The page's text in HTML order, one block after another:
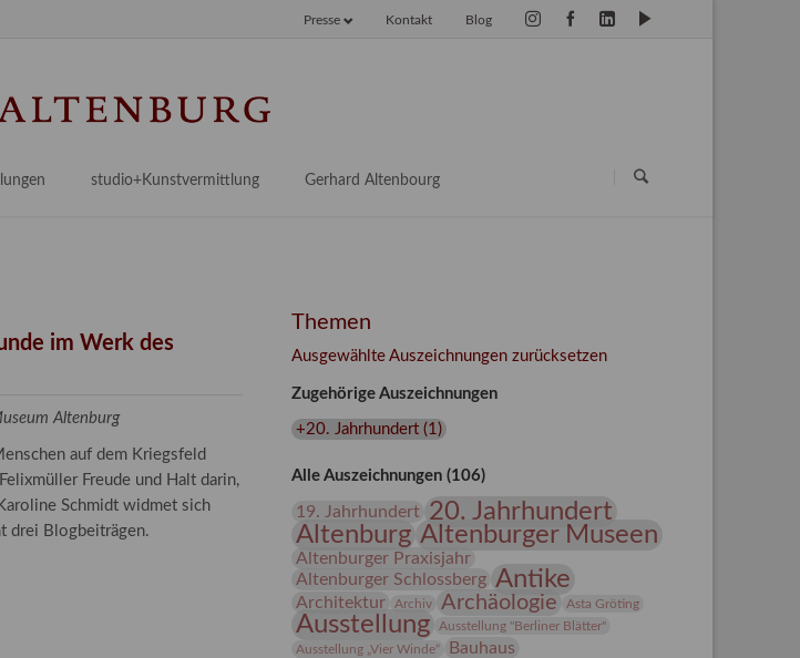
Blog
Kontakt
Presse
Jh.
studio+Kunstvermittlung
Angebote für Erwachsene
Gerhard Altenbourg
im Werk des
Altenburg
auf dem Kriegsfeld
Freude und Halt darin,
Schmidt widmet sich
drei Blogbeiträgen.
Themen
Ausgewählte Auszeichnungen zurücksetzen
Zugehörige Auszeichnungen
+20. Jahrhundert(1 )
Alle Auszeichnungen (106)
19. Jahrhundert 20. Jahrhundert
Altenburg Altenburger Museen
Altenburger Praxisjahr
Altenburger Schlossberg Antike
Architektur Archiv Archäologie Asta Gröting
Ausstellung
Ausstellung "Berliner Blätter"
Ausstellung „Vier Winde“
Bauhaus